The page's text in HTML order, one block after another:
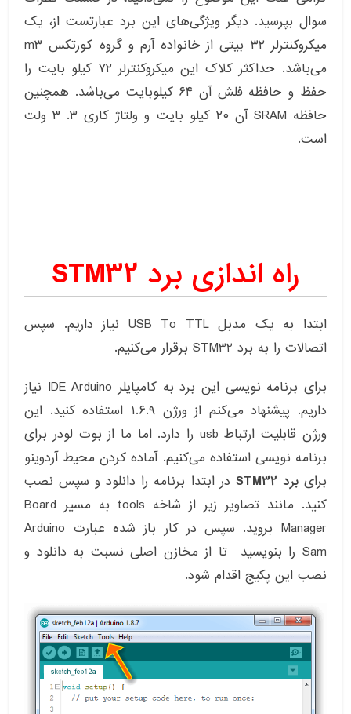
سوال بپرسید. دیگر ویژگی‌های این برد عبارتست از، یک
میکروکنترلر ۳۲ بیتی از خانواده آرم و گروه کورتکس m۳
می‌باشد. حداکثر کلاک این میکروکنترلر ۷۲ کیلو بایت را
حفظ و حافظه فلش آن ۶۴ کیلوبایت می‌باشد. همچنین
حافظه SRAM آن ۲۰ کیلو بایت و ولتاژ کاری ۳. ۳ ولت
است.
راه اندازی برد STM32
ابتدا به یک مدبل USB To TTL نیاز داریم. سپس
اتصالات را به برد STM32 برقرار می‌کنیم.
برای برنامه نویسی این برد به کامپایلر IDE Arduino نیاز
داریم. پیشنهاد می‌کنم از ورژن ۱.۶.۹ استفاده کنید. این
ورژن قابلیت ارتباط usb را دارد. اما ما از بوت لودر برای
برنامه نویسی استفاده می‌کنیم. آماده کردن محیط آردوینو
برایبرد STM32
در ابتدا برنامه را دانلود و سپس نصب
کنید. مانند تصاویر زیر از شاخه tools به مسیر Board
Manager بروید. سپس در کار باز شده عبارت Arduino
Sam را بنویسید تا از مخازن اصلی نسبت به دانلود و
نصب این پکیج اقدام شود.